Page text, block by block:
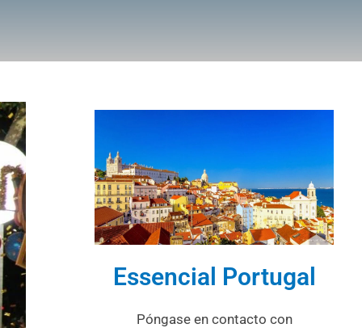
Essencial Portugal
Póngase en contacto con